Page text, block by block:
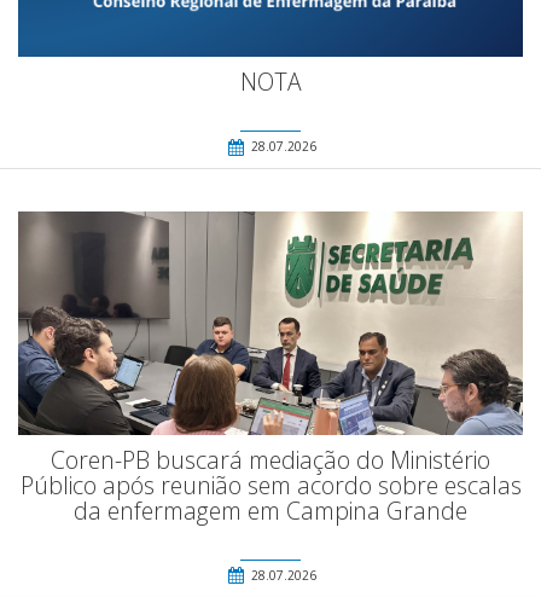
NOTA
28.07.2026
Coren-PB buscará mediação do Ministério
Público após reunião sem acordo sobre escalas
da enfermagem em Campina Grande
28.07.2026